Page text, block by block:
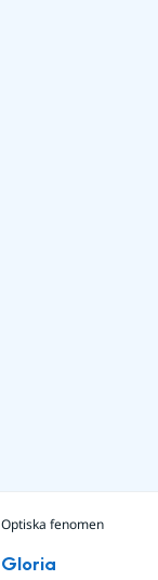
Optiska fenomen
Gloria